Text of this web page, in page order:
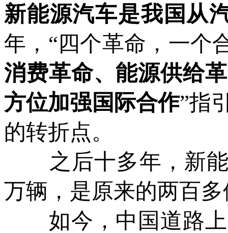
新能源汽车是我国从
年，“四个革命，一个
消费革命、能源供给
方位加强国际合作”指
的转折点。
之后十多年，新能
万辆，是原来的两百
如今，中国道路上